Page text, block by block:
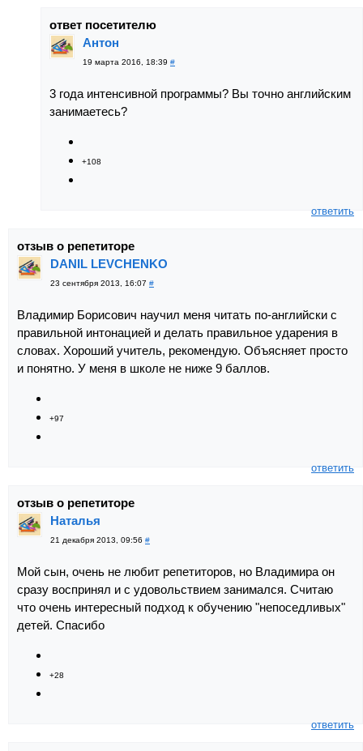
ответ посетителю
Антон
19 марта 2016, 18:39 #
3 года интенсивной программы? Вы точно английским
занимаетесь?
+108
ответить
отзыв о репетиторе
DANIL LEVCHENKO
23 сентября 2013, 16:07 #
Владимир Борисович научил меня читать по-английски с
правильной интонацией и делать правильное ударения в
словах. Хороший учитель, рекомендую. Объясняет просто
и понятно. У меня в школе не ниже 9 баллов.
+97
ответить
отзыв о репетиторе
Наталья
21 декабря 2013, 09:56 #
Мой сын, очень не любит репетиторов, но Владимира он
сразу воспринял и с удовольствием занимался. Считаю
что очень интересный подход к обучению "непоседливых"
детей. Спасибо
+28
ответить